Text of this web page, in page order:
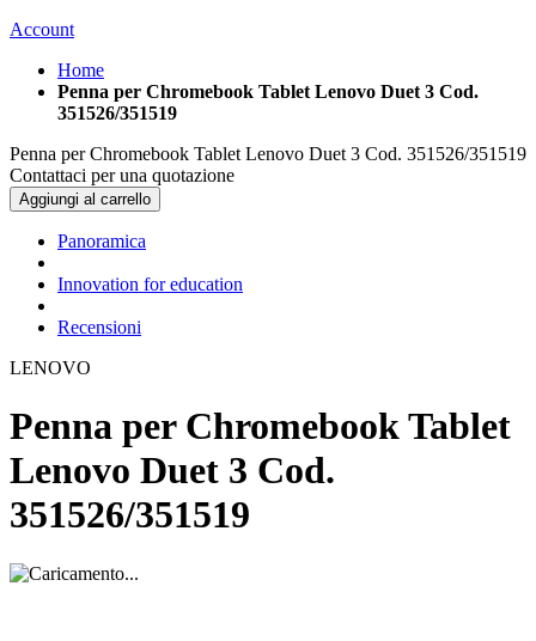
Account
Home
Penna per Chromebook Tablet Lenovo Duet 3 Cod.
351526/351519
Penna per Chromebook Tablet Lenovo Duet 3 Cod. 351526/351519
Contattaci per una quotazione
Aggiungi al carrello
Panoramica
Innovation for education
Recensioni
LENOVO
Penna per Chromebook Tablet
Lenovo Duet 3 Cod.
351526/351519